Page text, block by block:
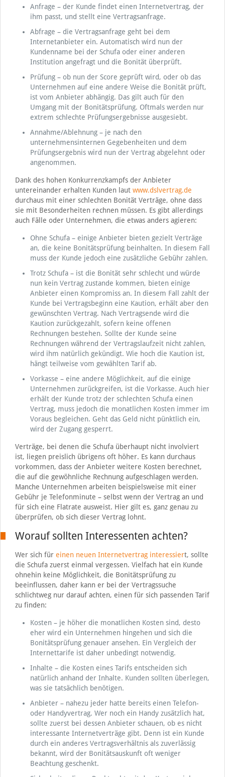
Anfrage – der Kunde findet einen Internetvertrag, der
ihm passt, und stellt eine Vertragsanfrage.
Abfrage – die Vertragsanfrage geht bei dem
Internetanbieter ein. Automatisch wird nun der
Kundenname bei der Schufa oder einer anderen
Institution angefragt und die Bonität überprüft.
Prüfung – ob nun der Score geprüft wird, oder ob das
Unternehmen auf eine andere Weise die Bonität prüft,
ist vom Anbieter abhängig. Das gilt auch für den
Umgang mit der Bonitätsprüfung. Oftmals werden nur
extrem schlechte Prüfungsergebnisse ausgesiebt.
Annahme/Ablehnung – je nach den
unternehmensinternen Gegebenheiten und dem
Prüfungsergebnis wird nun der Vertrag abgelehnt oder
angenommen.
Dank des hohen Konkurrenzkampfs der Anbieter
untereinander erhalten Kunden laut www.dslvertrag.de
durchaus mit einer schlechten Bonität Verträge, ohne dass
sie mit Besonderheiten rechnen müssen. Es gibt allerdings
auch Fälle oder Unternehmen, die etwas anders agieren:
Ohne Schufa – einige Anbieter bieten gezielt Verträge
an, die keine Bonitätsprüfung beinhalten. In diesem Fall
muss der Kunde jedoch eine zusätzliche Gebühr zahlen.
Trotz Schufa – ist die Bonität sehr schlecht und würde
nun kein Vertrag zustande kommen, bieten einige
Anbieter einen Kompromiss an. In diesem Fall zahlt der
Kunde bei Vertragsbeginn eine Kaution, erhält aber den
gewünschten Vertrag. Nach Vertragsende wird die
Kaution zurückgezahlt, sofern keine offenen
Rechnungen bestehen. Sollte der Kunde seine
Rechnungen während der Vertragslaufzeit nicht zahlen,
wird ihm natürlich gekündigt. Wie hoch die Kaution ist,
hängt teilweise vom gewählten Tarif ab.
Vorkasse – eine andere Möglichkeit, auf die einige
Unternehmen zurückgreifen, ist die Vorkasse. Auch hier
erhält der Kunde trotz der schlechten Schufa einen
Vertrag, muss jedoch die monatlichen Kosten immer im
Voraus begleichen. Geht das Geld nicht pünktlich ein,
wird der Zugang gesperrt.
Verträge, bei denen die Schufa überhaupt nicht involviert
ist, liegen preislich übrigens oft höher. Es kann durchaus
vorkommen, dass der Anbieter weitere Kosten berechnet,
die auf die gewöhnliche Rechnung aufgeschlagen werden.
Manche Unternehmen arbeiten beispielsweise mit einer
Gebühr je Telefonminute – selbst wenn der Vertrag an und
für sich eine Flatrate ausweist. Hier gilt es, ganz genau zu
überprüfen, ob sich dieser Vertrag lohnt.
Worauf sollten Interessenten achten?
Wer sich für einen neuen Internetvertrag interessiert, sollte
die Schufa zuerst einmal vergessen. Vielfach hat ein Kunde
ohnehin keine Möglichkeit, die Bonitätsprüfung zu
beeinflussen, daher kann er bei der Vertragssuche
schlichtweg nur darauf achten, einen für sich passenden Tarif
zu finden:
Kosten – je höher die monatlichen Kosten sind, desto
eher wird ein Unternehmen hingehen und sich die
Bonitätsprüfung genauer ansehen. Ein Vergleich der
Internettarife ist daher unbedingt notwendig.
Inhalte – die Kosten eines Tarifs entscheiden sich
natürlich anhand der Inhalte. Kunden sollten überlegen,
was sie tatsächlich benötigen.
Anbieter – nahezu jeder hatte bereits einen Telefon-
oder Handyvertrag. Wer noch ein Handy zusätzlich hat,
sollte zuerst bei dessen Anbieter schauen, ob es nicht
interessante Internetverträge gibt. Denn ist ein Kunde
durch ein anderes Vertragsverhältnis als zuverlässig
bekannt, wird der Bonitätsauskunft oft weniger
Beachtung geschenkt.